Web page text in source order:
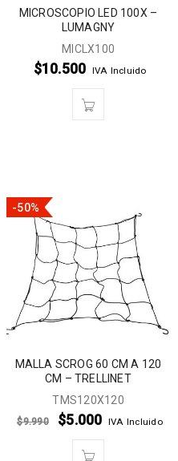
MICROSCOPIO LED 100X –
LUMAGNY
MICLX100
$10.500 IVA Incluido
-50%
MALLA SCROG 60 CM A 120
CM – TRELLINET
TMS120X120
$9.990 $5.000 IVA Incluido